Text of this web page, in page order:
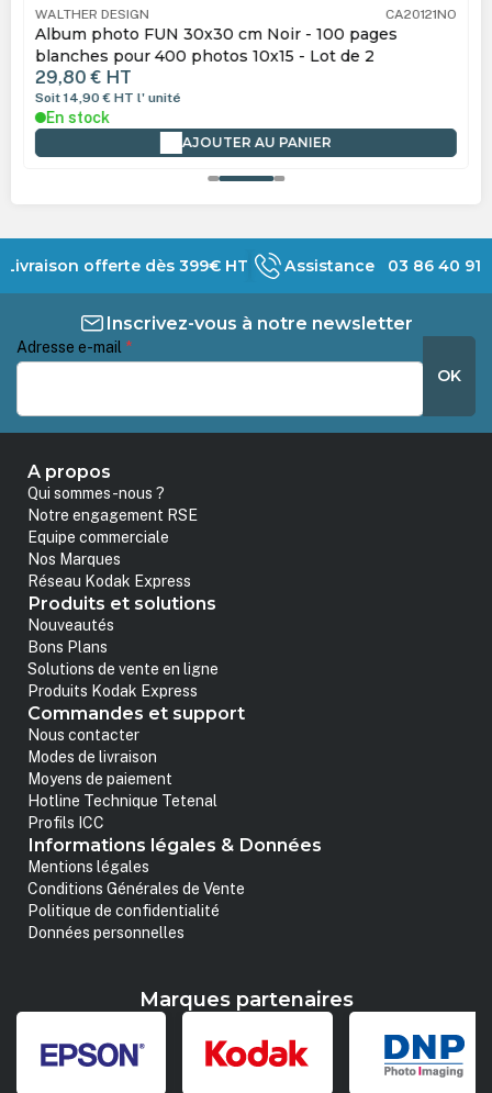
WALTHER DESIGN CA20121NO
Album photo FUN 30x30 cm Noir - 100 pages
blanches pour 400 photos 10x15 - Lot de 2
29,80 € HT
Soit 14,90 € HT l' unité
En stock
AJOUTER AU PANIER
Livraison offerte dès 399€ HT Assistance 03 86 40 91
Inscrivez-vous à notre newsletter
Adresse e-mail *
OK
A propos
Qui sommes-nous ?
Notre engagement RSE
Equipe commerciale
Nos Marques
Réseau Kodak Express
Produits et solutions
Nouveautés
Bons Plans
Solutions de vente en ligne
Produits Kodak Express
Commandes et support
Nous contacter
Modes de livraison
Moyens de paiement
Hotline Technique Tetenal
Profils ICC
Informations légales & Données
Mentions légales
Conditions Générales de Vente
Politique de confidentialité
Données personnelles
Marques partenaires